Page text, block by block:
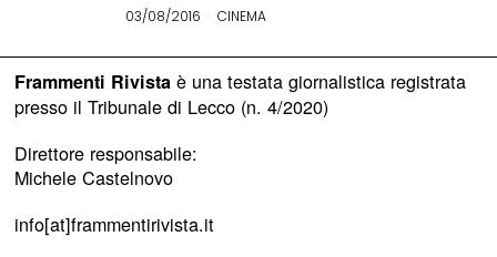
03/08/2016 CINEMA
Frammenti Rivistaè una testata giornalistica registrata
presso il Tribunale di Lecco (n. 4/2020)
Direttore responsabile:
Michele Castelnovo
info[at]frammentirivista.it